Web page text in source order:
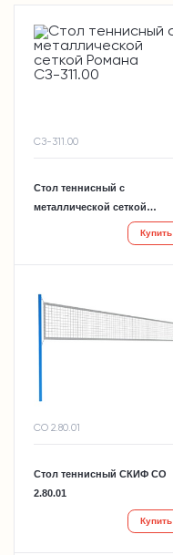
СЗ-311.00
Стол теннисный с
металлической сеткой
Купить
СО 2.80.01
Стол теннисный СКИФ СО
2.80.01
Купить